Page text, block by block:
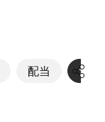
配当 決算